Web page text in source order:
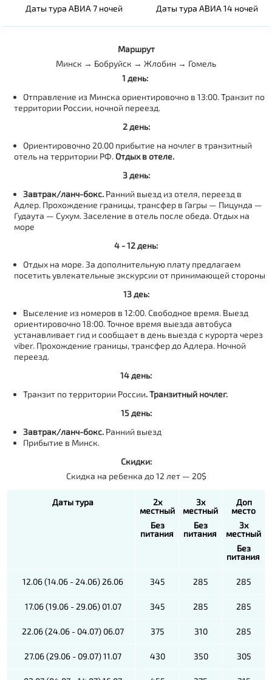
Даты тура АВИА 7 ночей Даты тура АВИА 14 ночей
Маршрут
Минск → Бобруйск → Жлобин → Гомель
1 день:
Отправление из Минска ориентировочно в 13:00. Транзит по
территории России, ночной переезд.
2 день:
Ориентировочно 20.00 прибытие на ночлег в транзитный
отель на территории РФ.Отдых в отеле.
3 день:
Завтрак/ланч-бокс. Ранний выезд из отеля, переезд в
Адлер. Прохождение границы, трансфер в Гагры — Пицунда —
Гудаута — Сухум. Заселение в отель после обеда. Отдых на
море
4 - 12 день:
Отдых на море. За дополнительную плату предлагаем
посетить увлекательные экскурсии от принимающей стороны
13 деь:
Выселение из номеров в 12:00. Свободное время. Выезд
ориентировочно 18:00. Точное время выезда автобуса
устанавливает гид и сообщает в день выезда с курорта через
viber. Прохождение границы, трансфер до Адлера. Ночной
переезд.
14 день:
Транзит по территории России.Транзитный ночлег.
15 день:
Завтрак/ланч-бокс. Ранний выезд
Прибытие в Минск.
Скидки:
Скидка на ребенка до 12 лет — 20$
Даты тура
2х
местный
Без
питания
3х
местный
Без
питания
Доп
место
3х
местный
Без
питания
12.06 (14.06 - 24.06) 26.06 345 285 285
17.06 (19.06 - 29.06) 01.07 345 285 285
22.06 (24.06 - 04.07) 06.07 375 310 285
27.06 (29.06 - 09.07) 11.07 430 350 305